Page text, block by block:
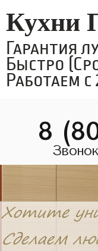
Кухни
Гарантия
Быстро
Работаем с
8